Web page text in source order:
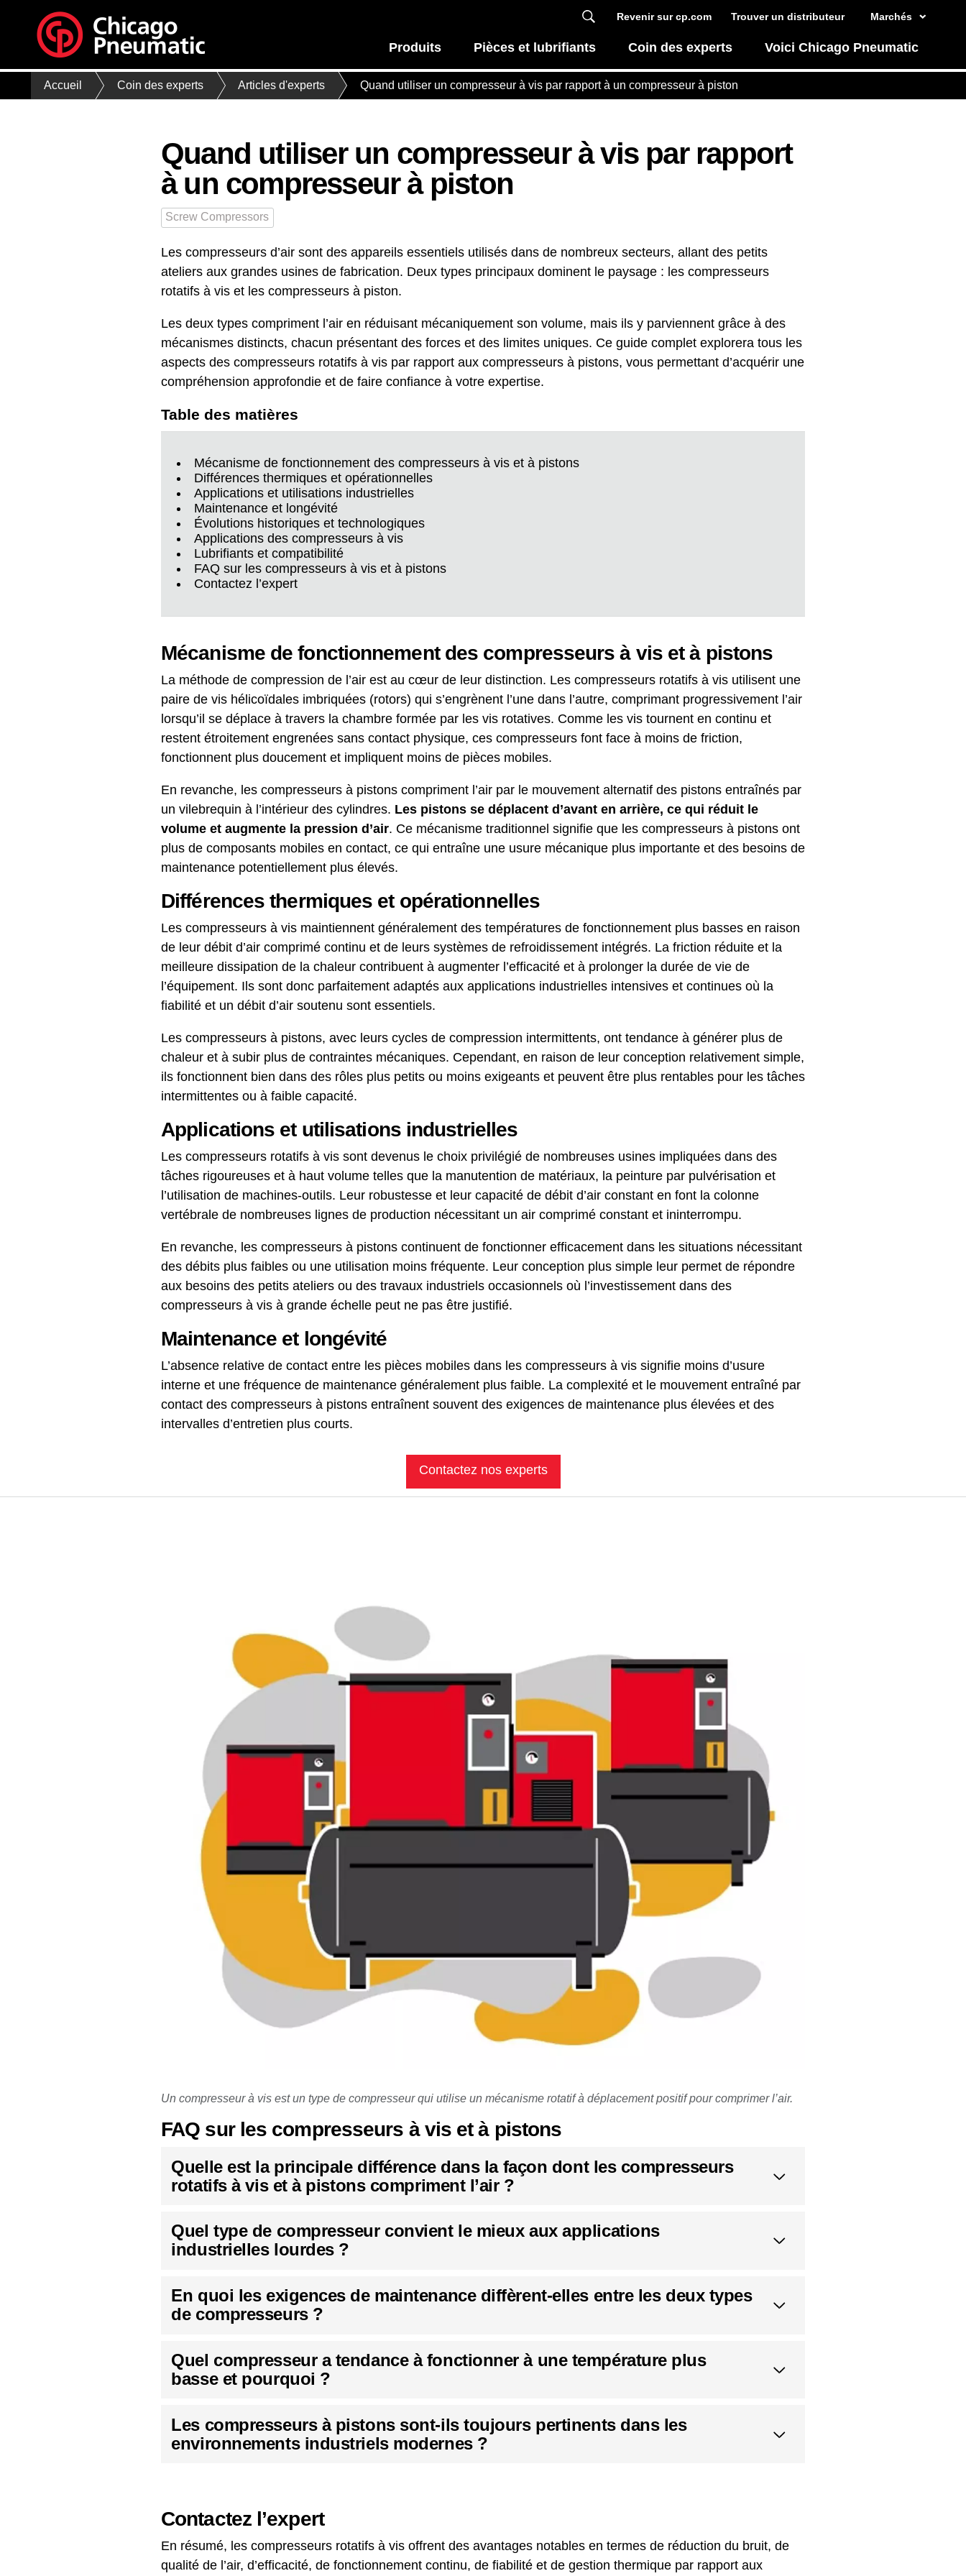
Marchés
Revenir sur cp.com Trouver un distributeur
Produits Pièces et lubrifiants Coin des experts Voici Chicago Pneumatic
Accueil Coin des experts Articles d'experts Quand utiliser un compresseur à vis par rapport à un compresseur à piston
Quand utiliser un compresseur à vis par rapport
à un compresseur à piston
Screw Compressors
Les compresseurs d’air sont des appareils essentiels utilisés dans de nombreux secteurs, allant des petits
ateliers aux grandes usines de fabrication. Deux types principaux dominent le paysage : les compresseurs
rotatifs à vis et les compresseurs à piston.
Les deux types compriment l’air en réduisant mécaniquement son volume, mais ils y parviennent grâce à des
mécanismes distincts, chacun présentant des forces et des limites uniques. Ce guide complet explorera tous les
aspects des compresseurs rotatifs à vis par rapport aux compresseurs à pistons, vous permettant d’acquérir une
compréhension approfondie et de faire confiance à votre expertise.
Table des matières
Mécanisme de fonctionnement des compresseurs à vis et à pistons
Différences thermiques et opérationnelles
Applications et utilisations industrielles
Maintenance et longévité
Évolutions historiques et technologiques
Applications des compresseurs à vis
Lubrifiants et compatibilité
FAQ sur les compresseurs à vis et à pistons
Contactez l’expert
Mécanisme de fonctionnement des compresseurs à vis et à pistons
La méthode de compression de l’air est au cœur de leur distinction. Les compresseurs rotatifs à vis utilisent une
paire de vis hélicoïdales imbriquées (rotors) qui s’engrènent l’une dans l’autre, comprimant progressivement l’air
lorsqu’il se déplace à travers la chambre formée par les vis rotatives. Comme les vis tournent en continu et
restent étroitement engrenées sans contact physique, ces compresseurs font face à moins de friction,
fonctionnent plus doucement et impliquent moins de pièces mobiles.
En revanche, les compresseurs à pistons compriment l’air par le mouvement alternatif des pistons entraînés par
un vilebrequin à l’intérieur des cylindres. Les pistons se déplacent d’avant en arrière, ce qui réduit le
volume et augmente la pression d’air. Ce mécanisme traditionnel signifie que les compresseurs à pistons ont
plus de composants mobiles en contact, ce qui entraîne une usure mécanique plus importante et des besoins de
maintenance potentiellement plus élevés.
Différences thermiques et opérationnelles
Les compresseurs à vis maintiennent généralement des températures de fonctionnement plus basses en raison
de leur débit d’air comprimé continu et de leurs systèmes de refroidissement intégrés. La friction réduite et la
meilleure dissipation de la chaleur contribuent à augmenter l’efficacité et à prolonger la durée de vie de
l’équipement. Ils sont donc parfaitement adaptés aux applications industrielles intensives et continues où la
fiabilité et un débit d’air soutenu sont essentiels.
Les compresseurs à pistons, avec leurs cycles de compression intermittents, ont tendance à générer plus de
chaleur et à subir plus de contraintes mécaniques. Cependant, en raison de leur conception relativement simple,
ils fonctionnent bien dans des rôles plus petits ou moins exigeants et peuvent être plus rentables pour les tâches
intermittentes ou à faible capacité.
Applications et utilisations industrielles
Les compresseurs rotatifs à vis sont devenus le choix privilégié de nombreuses usines impliquées dans des
tâches rigoureuses et à haut volume telles que la manutention de matériaux, la peinture par pulvérisation et
l’utilisation de machines-outils. Leur robustesse et leur capacité de débit d’air constant en font la colonne
vertébrale de nombreuses lignes de production nécessitant un air comprimé constant et ininterrompu.
En revanche, les compresseurs à pistons continuent de fonctionner efficacement dans les situations nécessitant
des débits plus faibles ou une utilisation moins fréquente. Leur conception plus simple leur permet de répondre
aux besoins des petits ateliers ou des travaux industriels occasionnels où l’investissement dans des
compresseurs à vis à grande échelle peut ne pas être justifié.
Maintenance et longévité
L’absence relative de contact entre les pièces mobiles dans les compresseurs à vis signifie moins d’usure
interne et une fréquence de maintenance généralement plus faible. La complexité et le mouvement entraîné par
contact des compresseurs à pistons entraînent souvent des exigences de maintenance plus élevées et des
intervalles d’entretien plus courts.
Contactez nos experts
Un compresseur à vis est un type de compresseur qui utilise un mécanisme rotatif à déplacement positif pour comprimer l’air.
FAQ sur les compresseurs à vis et à pistons
Quelle est la principale différence dans la façon dont les compresseurs
rotatifs à vis et à pistons compriment l’air ?
Quel type de compresseur convient le mieux aux applications
industrielles lourdes ?
En quoi les exigences de maintenance diffèrent-elles entre les deux types
de compresseurs ?
Quel compresseur a tendance à fonctionner à une température plus
basse et pourquoi ?
Les compresseurs à pistons sont-ils toujours pertinents dans les
environnements industriels modernes ?
Contactez l’expert
En résumé, les compresseurs rotatifs à vis offrent des avantages notables en termes de réduction du bruit, de
qualité de l’air, d’efficacité, de fonctionnement continu, de fiabilité et de gestion thermique par rapport aux